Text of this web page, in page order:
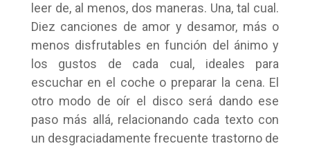
leer de, al menos, dos maneras. Una, tal cual.
Diez canciones de amor y desamor, más o
menos disfrutables en función del ánimo y
los gustos de cada cual, ideales para
escuchar en el coche o preparar la cena. El
otro modo de oír el disco será dando ese
paso más allá, relacionando cada texto con
un desgraciadamente frecuente trastorno de